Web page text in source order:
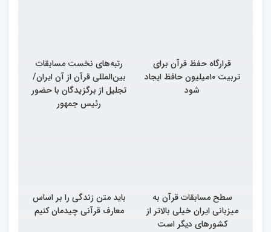
قرارگاه حفظ قرآن برای
تربیت ۱۰میلیون حافظ ایجاد
شود
رتبه‌های نخست مسابقات
بین‌المللی قرآن از آن ایران/
تجلیل از برگزیدگان با حضور
رئیس جمهور
سطح مسابقات قرآن به
میزبانی ایران خیلی بالاتر از
کشورهای دیگر است
باید متن زندگی را بر اساس
معارف قرآنی چیدمان کنیم